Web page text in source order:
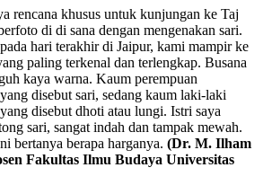
rencana khusus untuk kunjungan ke Taj
di di sana dengan mengenakan sari.
hari terakhir di Jaipur, kami mampir ke
paling terkenal dan terlengkap. Busana
kaya warna. Kaum perempuan
disebut sari, sedang kaum laki-laki
disebut dhoti atau lungi. Istri saya
sari, sangat indah dan tampak mewah.
bertanya berapa harganya. (Dr. M. Ilham
Fakultas Ilmu Budaya Universitas